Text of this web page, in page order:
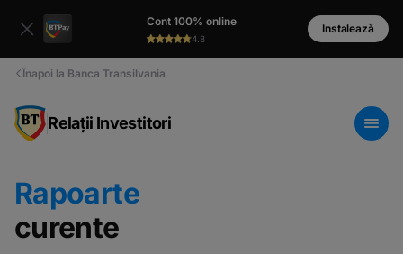
Cont 100% online
4.8
Instalează
Înapoi la Banca Transilvania
Relații Investitori
Rapoarte
curente